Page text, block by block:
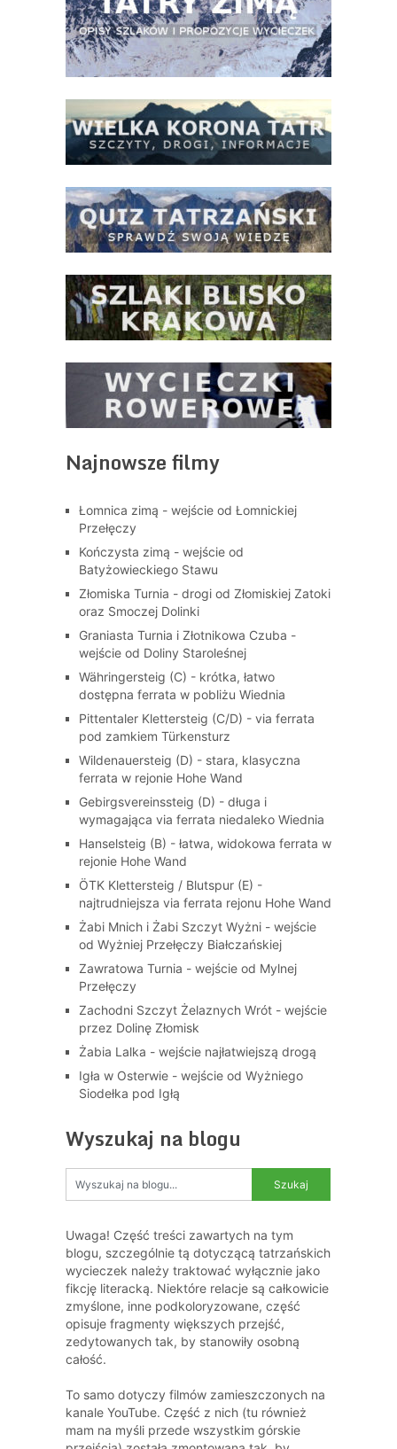
Najnowsze filmy
Łomnica zimą - wejście od Łomnickiej
Przełęczy
Kończysta zimą - wejście od
Batyżowieckiego Stawu
Złomiska Turnia - drogi od Złomiskiej Zatoki
oraz Smoczej Dolinki
Graniasta Turnia i Złotnikowa Czuba -
wejście od Doliny Staroleśnej
Währingersteig (C) - krótka, łatwo
dostępna ferrata w pobliżu Wiednia
Pittentaler Klettersteig (C/D) - via ferrata
pod zamkiem Türkensturz
Wildenauersteig (D) - stara, klasyczna
ferrata w rejonie Hohe Wand
Gebirgsvereinssteig (D) - długa i
wymagająca via ferrata niedaleko Wiednia
Hanselsteig (B) - łatwa, widokowa ferrata w
rejonie Hohe Wand
ÖTK Klettersteig / Blutspur (E) -
najtrudniejsza via ferrata rejonu Hohe Wand
Żabi Mnich i Żabi Szczyt Wyżni - wejście
od Wyżniej Przełęczy Białczańskiej
Zawratowa Turnia - wejście od Mylnej
Przełęczy
Zachodni Szczyt Żelaznych Wrót - wejście
przez Dolinę Złomisk
Żabia Lalka - wejście najłatwiejszą drogą
Igła w Osterwie - wejście od Wyżniego
Siodełka pod Igłą
Wyszukaj na blogu
Uwaga! Część treści zawartych na tym
blogu, szczególnie tą dotyczącą tatrzańskich
wycieczek należy traktować wyłącznie jako
fikcję literacką. Niektóre relacje są całkowicie
zmyślone, inne podkoloryzowane, część
opisuje fragmenty większych przejść,
zedytowanych tak, by stanowiły osobną
całość.
To samo dotyczy filmów zamieszczonych na
kanale YouTube. Część z nich (tu również
mam na myśli przede wszystkim górskie